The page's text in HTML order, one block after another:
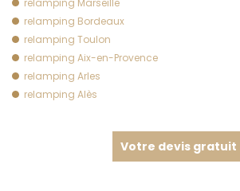
relamping Bordeaux
relamping Toulon
relamping Aix-en-Provence
relamping Arles
relamping Alès
Votre devis gratuit